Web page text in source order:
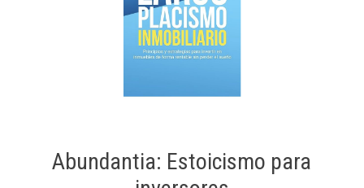
Abundantia: Estoicismo para